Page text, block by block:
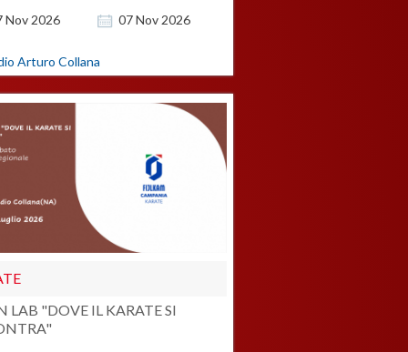
Nov 2026 07Nov 2026
Arturo Collana
LAB "DOVE IL KARATE SI